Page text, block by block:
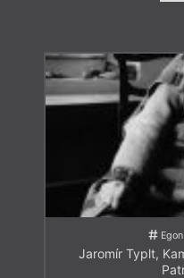
Jaromír Typlt,